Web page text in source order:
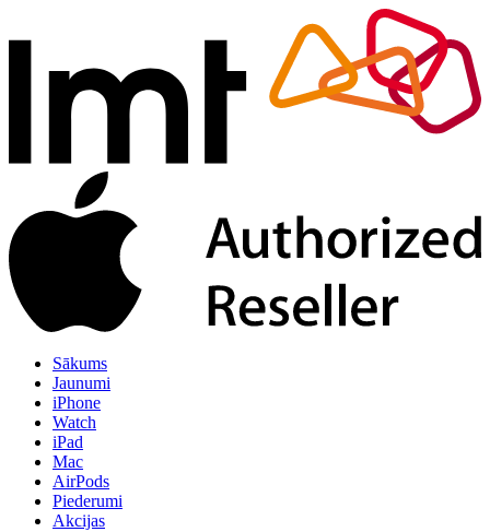
Sākums
Jaunumi
iPhone
Watch
iPad
Mac
AirPods
Piederumi
Akcijas